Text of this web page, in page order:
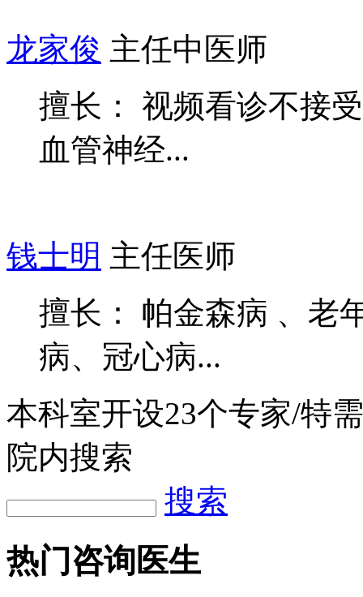
龙家俊 主任中医师
擅长： 视频看诊不接
血管神经...
钱士明 主任医师
擅长： 帕金森病 、老
病、冠心病...
本科室开设23个专家/特
院内搜索
搜索
热门咨询医生